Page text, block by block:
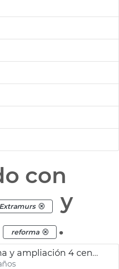
con
Extramurs
y
reforma .
Redacción reforma y ampliación 4 centros escolares